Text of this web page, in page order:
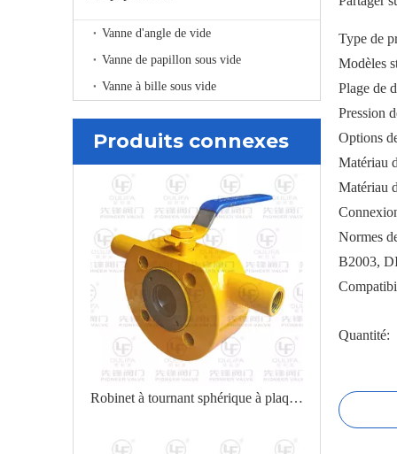
Vanne d'angle de vide
Vanne de papillon sous vide
Vanne à bille sous vide
Produits connexes
Robinet à tournant sphérique à plaquette à corps divisé à contrôle automatique des fluides
Type de
Modèles
Plage de
Pression
Options
Matériau
Matériau
Normes
B2003,
Quantité: